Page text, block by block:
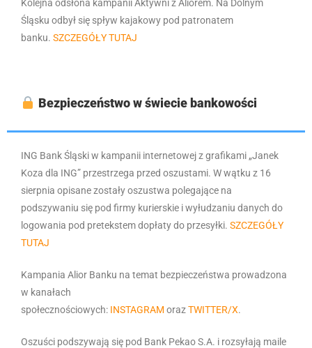
Kolejna odsłona kampanii Aktywni z Aliorem. Na Dolnym
Śląsku odbył się spływ kajakowy pod patronatem
banku. SZCZEGÓŁY TUTAJ
Bezpieczeństwo w świecie bankowości
ING Bank Śląski w kampanii internetowej z grafikami „Janek
Koza dla ING” przestrzega przed oszustami. W wątku z 16
sierpnia opisane zostały oszustwa polegające na
podszywaniu się pod firmy kurierskie i wyłudzaniu danych do
logowania pod pretekstem dopłaty do przesyłki. SZCZEGÓŁY
TUTAJ
Kampania Alior Banku na temat bezpieczeństwa prowadzona
w kanałach
społecznościowych: INSTAGRAM orazTWITTER/X.
Oszuści podszywają się pod Bank Pekao S.A. i rozsyłają maile